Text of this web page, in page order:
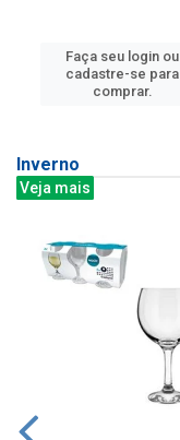
Faça seu login ou
cadastre-se para
comprar.
Inverno
Veja mais